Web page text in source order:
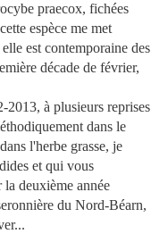
praecox, fichées
espèce me met
est contemporaine des
décade de février,
2013, à plusieurs reprises
dans le
l'herbe grasse, je
et qui vous
deuxième année
du Nord-Béarn,